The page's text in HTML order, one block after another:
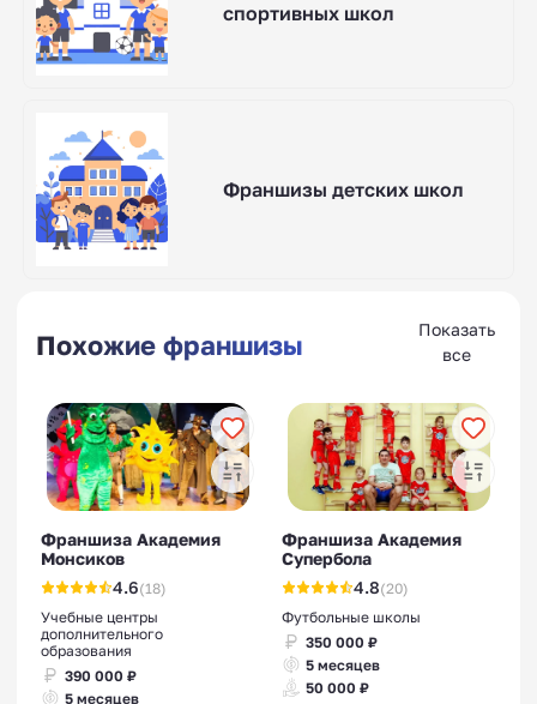
спортивных школ
Франшизы детских школ
Похожие франшизы
Показать
все
Франшиза Академия
Монсиков
4.6(18)
Учебные центры
дополнительного
образования
390 000 ₽
5 месяцев
Франшиза Академия
Супербола
4.8(20)
Футбольные школы
350 000 ₽
5 месяцев
50 000 ₽